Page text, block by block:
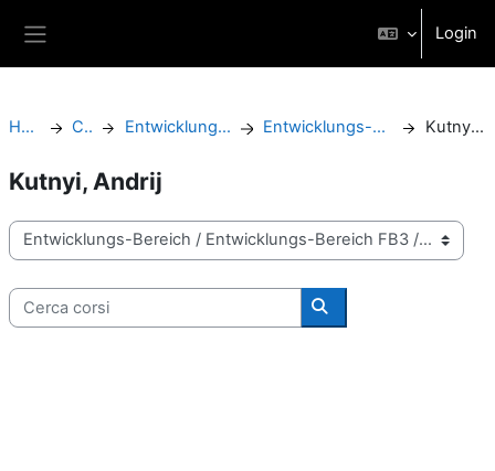
Login
Home Corsi Entwicklungs-Bereich Entwicklungs-Bereich FB3 Kutnyi, Andrij
Kutnyi, Andrij
Categorie di corso
Cerca corsi
Cerca corsi